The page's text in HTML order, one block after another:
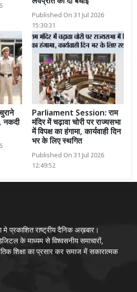
Published On 31 Jul 2026
15:30:31
नकदी
Parliament Session: राम
मंदिर में चढ़ावा चोरी पर राज्यसभा
में विपक्ष का हंगामा, कार्यवाही दिन
भर के लिए स्थगित
Published On 31 Jul 2026
12:49:52
मे प्रकाशित राष्ट्रीय दैनिक अख़बार।
के माध्यम से विश्वसनीय समाचारों,
शिक्षा का प्रसार कर समाज में सकारात्मक